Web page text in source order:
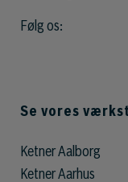
Følg os:
Se vores
Ketner Aalborg
Ketner Aarhus